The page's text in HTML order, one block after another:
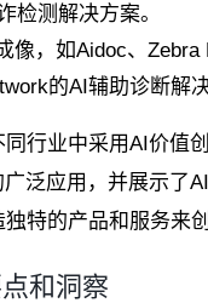
检测解决方案。
像，如Aidoc、Zebra
的AI辅助诊断解决
行业中采用AI价值
泛应用，并展示了
特的产品和服务来创
和洞察